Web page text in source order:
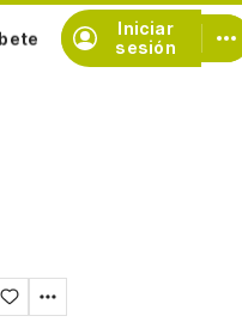
Iniciar
sesión